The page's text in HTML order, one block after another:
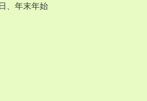
、年末年始